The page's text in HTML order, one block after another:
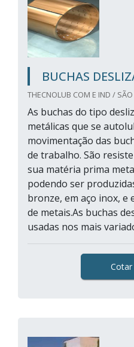
BUCHAS
THECNOLUB COM E IND /
As buchas do tipo
metálicas que se
movimentação das
de trabalho. São
sua matéria prima
podendo ser
bronze, em aço inox,
de metais.As buchas
usadas nos mais